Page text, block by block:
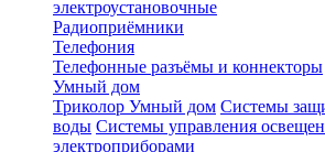
электроустановочные
Радиоприёмники
Телефония
Телефонные разъёмы и коннекторы
Умный дом
Триколор Умный дом Системы
воды Системы управления
электроприборами